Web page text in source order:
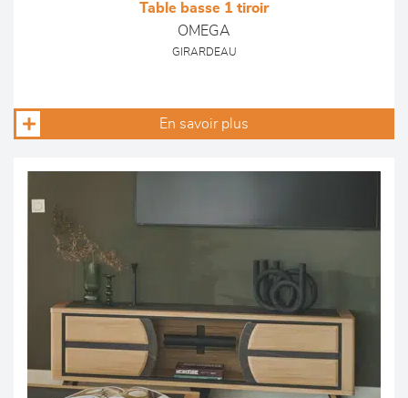
Table basse 1 tiroir
OMEGA
GIRARDEAU
En savoir plus